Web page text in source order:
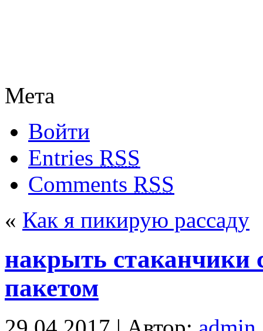
Мета
Войти
Entries RSS
Comments RSS
« Как я пикирую рассаду
накрыть стаканчики
пакетом